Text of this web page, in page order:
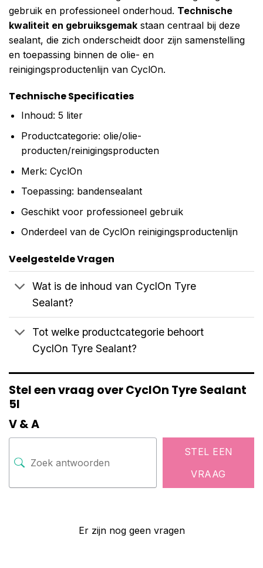
gebruik en professioneel onderhoud. Technische
kwaliteit en gebruiksgemak staan centraal bij deze
sealant, die zich onderscheidt door zijn samenstelling
en toepassing binnen de olie- en
reinigingsproductenlijn van CyclOn.
Technische Specificaties
Inhoud: 5 liter
Productcategorie: olie/olie-
producten/reinigingsproducten
Merk: CyclOn
Toepassing: bandensealant
Geschikt voor professioneel gebruik
Onderdeel van de CyclOn reinigingsproductenlijn
Veelgestelde Vragen
Wat is de inhoud van CyclOn Tyre
Sealant?
Tot welke productcategorie behoort
CyclOn Tyre Sealant?
Stel een vraag over CyclOn Tyre Sealant
5l
V & A
STEL EEN
VRAAG
Er zijn nog geen vragen